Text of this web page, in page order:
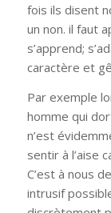
fois ils disent
un non. il faut
s’apprend;
caractère et
Par exemple
homme qui
n’est
sentir à l’aise
C’est à nous
intrusif